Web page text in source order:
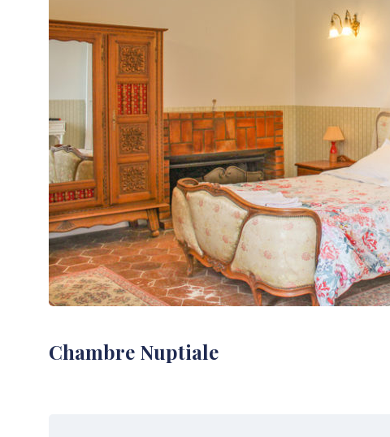
Chambre Nuptiale